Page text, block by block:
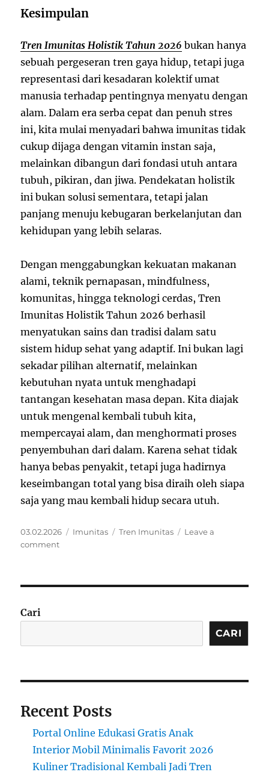
Kesimpulan
Tren Imunitas Holistik Tahun 2026 bukan hanya
sebuah pergeseran tren gaya hidup, tetapi juga
representasi dari kesadaran kolektif umat
manusia terhadap pentingnya menyatu dengan
alam. Dalam era serba cepat dan penuh stres
ini, kita mulai menyadari bahwa imunitas tidak
cukup dijaga dengan vitamin instan saja,
melainkan dibangun dari fondasi utuh antara
tubuh, pikiran, dan jiwa. Pendekatan holistik
ini bukan solusi sementara, tetapi jalan
panjang menuju kebugaran berkelanjutan dan
kehidupan yang lebih selaras.
Dengan menggabungkan kekuatan makanan
alami, teknik pernapasan, mindfulness,
komunitas, hingga teknologi cerdas, Tren
Imunitas Holistik Tahun 2026 berhasil
menyatukan sains dan tradisi dalam satu
sistem hidup sehat yang adaptif. Ini bukan lagi
sekadar pilihan alternatif, melainkan
kebutuhan nyata untuk menghadapi
tantangan kesehatan masa depan. Kita diajak
untuk mengenal kembali tubuh kita,
mempercayai alam, dan menghormati proses
penyembuhan dari dalam. Karena sehat tidak
hanya bebas penyakit, tetapi juga hadirnya
keseimbangan total yang bisa diraih oleh siapa
saja yang mau kembali hidup secara utuh.
Posted
on
03.02.2026 Categories
Imunitas Tags
Tren Imunitas
Leave a
commenton
Cari
CARI
Recent Posts
Portal Online Edukasi Gratis Anak
Interior Mobil Minimalis Favorit 2026
Kuliner Tradisional Kembali Jadi Tren